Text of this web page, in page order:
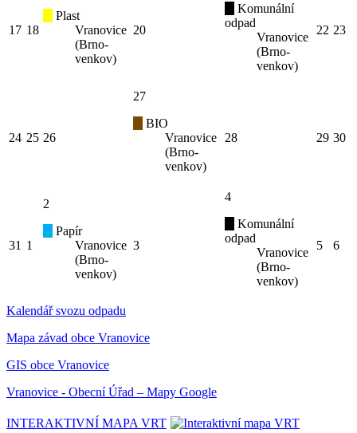
17 18
Plast
Vranovice
(Brno-
venkov)
20
Komunální
odpad
Vranovice
(Brno-
venkov)
22 23
24 25 26
27
BIO
Vranovice
(Brno-
venkov)
28 29 30
31 1
2
Papír
Vranovice
(Brno-
venkov)
3
4
Komunální
odpad
Vranovice
(Brno-
venkov)
5 6
Kalendář svozu odpadu
Mapa závad obce Vranovice
GIS obce Vranovice
Vranovice - Obecní Úřad – Mapy Google
INTERAKTIVNÍ MAPA VRT